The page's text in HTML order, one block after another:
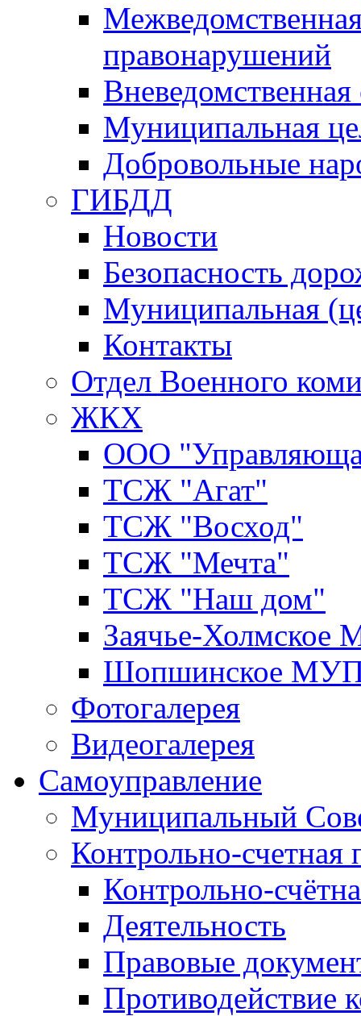
правонарушений
Вневедомственная
Муниципальная
Добровольные
ГИБДД
Новости
Безопасность
Муниципальная
Контакты
Отдел Военного
ЖКХ
ООО
ТСЖ "Агат"
ТСЖ "Восход"
ТСЖ "Мечта"
ТСЖ "Наш дом"
Заячье-
Шопшинское
Фотогалерея
Видеогалерея
Самоуправление
Муниципальный
Контрольно-счетная
Контрольно-
Деятельность
Правовые
Противодействие